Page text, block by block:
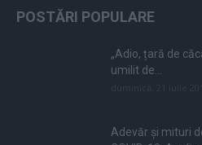
POSTĂRI POPULARE
„Adio, țară de
umilit de...
Adevăr și mituri